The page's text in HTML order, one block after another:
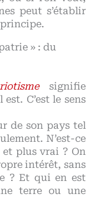
peut s’établir
principe.
» : du
signifie
C’est le sens
de son pays tel
N’est-ce
plus vrai ? On
intérêt, sans
? Et qui en est
terre ou une